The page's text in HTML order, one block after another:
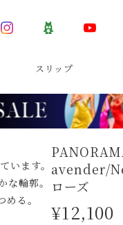
スリップ
います。
輪郭。
る。
avender/
ローズ
¥12,100